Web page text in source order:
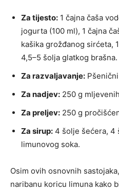
Za tijesto: 1 čajna čaša
jogurta (100 ml), 1 čajna
kašika grožđanog sirćeta,
4,5–5 šolja glatkog brašna.
Za razvaljavanje:
Za nadjev: 250 g
Za preljev: 250 g
Za sirup: 4 šolje šećera, 4
limunovog soka.
Osim ovih osnovnih
naribanu koricu limuna kako